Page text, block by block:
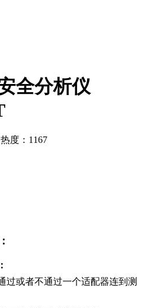
全分析仪
热度：1167
过或者不通过一个适配器连到测